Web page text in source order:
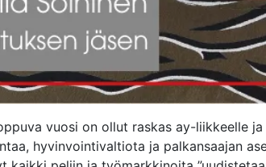
vuosi on ollut raskas ay-liikkeelle
hyvinvointivaltiota ja palkansaajan